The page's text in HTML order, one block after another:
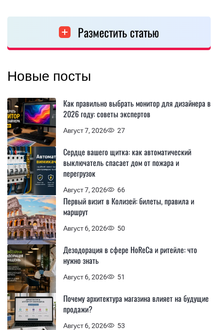
Разместить статью
Новые посты
Август 7, 2026 27
Как правильно выбрать монитор для дизайнера в
2026 году: советы экспертов
Август 7, 2026 66
Сердце вашего щитка: как автоматический
выключатель спасает дом от пожара и
перегрузок
Август 6, 2026 50
Первый визит в Колизей: билеты, правила и
маршрут
Август 6, 2026 51
Дезодорация в сфере HoReCa и ритейле: что
нужно знать
Август 6, 2026 53
Почему архитектура магазина влияет на будущие
продажи?